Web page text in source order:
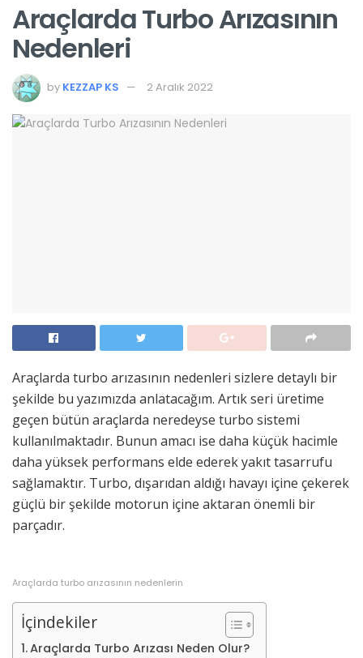
Araçlarda Turbo Arızasının
Nedenleri
by KEZZAP KS 2 Aralık 2022
Araçlarda turbo arızasının nedenleri sizlere detaylı bir
şekilde bu yazımızda anlatacağım. Artık seri üretime
geçen bütün araçlarda neredeyse turbo sistemi
kullanılmaktadır. Bunun amacı ise daha küçük hacimle
daha yüksek performans elde ederek yakıt tasarrufu
sağlamaktır. Turbo, dışarıdan aldığı havayı içine çekerek
güçlü bir şekilde motorun içine aktaran önemli bir
parçadır.
Araçlarda turbo arızasının nedenlerin
İçindekiler
Araçlarda Turbo Arızası Neden Olur?